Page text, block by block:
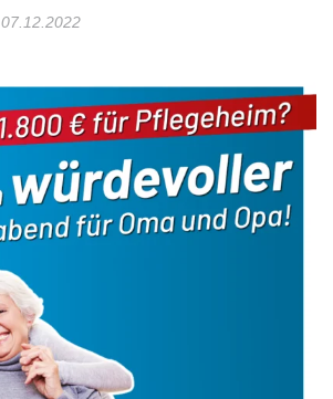
07.12.2022